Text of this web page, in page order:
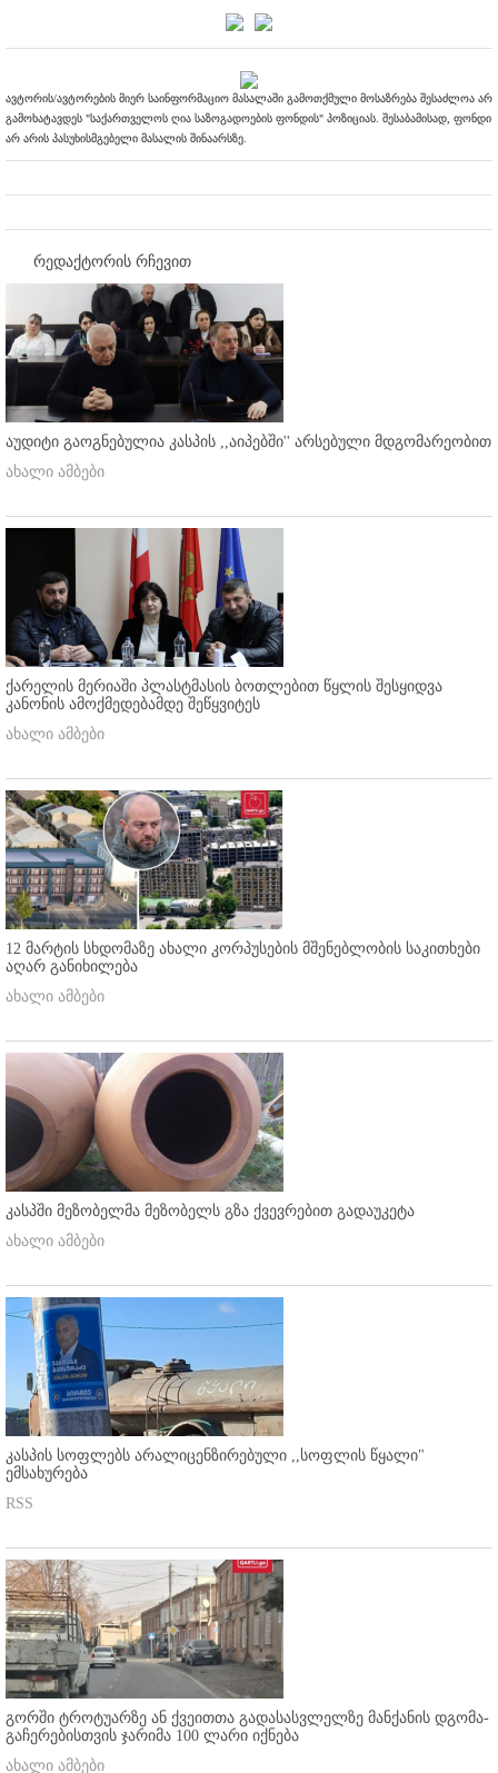
ავტორის/ავტორების მიერ საინფორმაციო მასალაში გამოთქმული მოსაზრება შესაძლოა არ
გამოხატავდეს "საქართველოს ღია საზოგადოების ფონდის" პოზიციას. შესაბამისად, ფონდი
არ არის პასუხისმგებელი მასალის შინაარსზე.
რედაქტორის რჩევით
აუდიტი გაოგნებულია კასპის ,,აიპებში'' არსებული მდგომარეობით
ახალი ამბები
ქარელის მერიაში პლასტმასის ბოთლებით წყლის შესყიდვა
კანონის ამოქმედებამდე შეწყვიტეს
ახალი ამბები
12 მარტის სხდომაზე ახალი კორპუსების მშენებლობის საკითხები
აღარ განიხილება
ახალი ამბები
კასპში მეზობელმა მეზობელს გზა ქვევრებით გადაუკეტა
ახალი ამბები
კასპის სოფლებს არალიცენზირებული ,,სოფლის წყალი"
ემსახურება
RSS
გორში ტროტუარზე ან ქვეითთა გადასასვლელზე მანქანის დგომა-
გაჩერებისთვის ჯარიმა 100 ლარი იქნება
ახალი ამბები